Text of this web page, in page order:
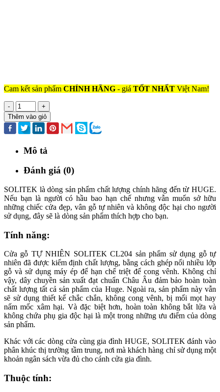
Cam kết sản phẩm CHÍNH HÃNG - giá TỐT NHẤT Việt Nam!
-
+
Thêm vào giỏ
Mô tả
Đánh giá (0)
SOLITEK là dòng sản phẩm chất lượng chính hãng đến từ HUGE.
Nếu bạn là người có hầu bao hạn chế nhưng vẫn muốn sở hữu
những chiếc cửa đẹp, vân gỗ tự nhiên và không độc hại cho người
sử dụng, đây sẽ là dòng sản phẩm thích hợp cho bạn.
Tính năng:
Cửa gỗ TỰ NHIÊN SOLITEK CL204 sản phẩm sử dụng gỗ tự
nhiên đã được kiểm định chất lượng, bằng cách ghép nối nhiều lớp
gỗ và sử dụng máy ép để hạn chế triệt để cong vênh. Không chỉ
vậy, dây chuyền sản xuất đạt chuẩn Châu Âu đảm bảo hoàn toàn
chất lượng tất cả sản phẩm của Huge. Ngoài ra, sản phẩm này vẫn
sẽ sử dụng thiết kế chắc chắn, không cong vênh, bị mối mọt hay
nấm mốc xâm hại. Và đặc biệt hơn, hoàn toàn không bắt lửa và
không chứa phụ gia độc hại là một trong những ưu điểm của dòng
sản phẩm.
Khác với các dòng cửa cùng gia đình HUGE, SOLITEK đánh vào
phân khúc thị trường tầm trung, nơi mà khách hàng chỉ sử dụng một
khoản ngân sách vừa đủ cho cánh cửa gia đình.
Thuộc tính: